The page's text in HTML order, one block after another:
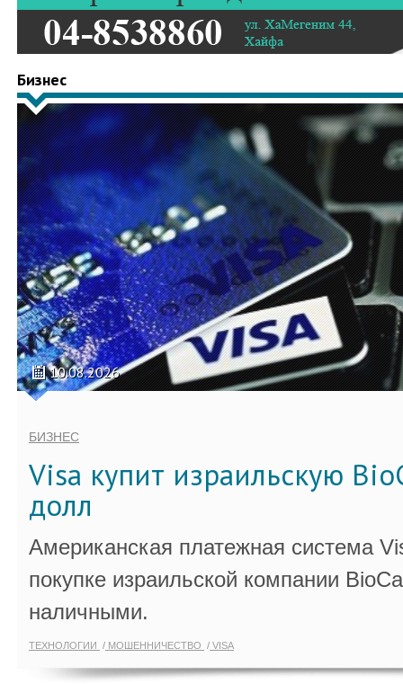
Бизнес
10.08.2026
БИЗНЕС
Visa купит израильскую
долл
Американская платежная система
покупке израильской компании
наличными.
ТЕХНОЛОГИИ МОШЕННИЧЕСТВО VISA